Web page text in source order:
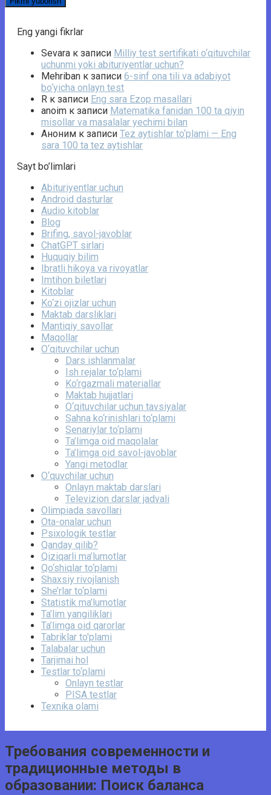
Eng yangi fikrlar
Sevara к записи Milliy test sertifikati o‘qituvchilar
uchunmi yoki abituriyentlar uchun?
Mehriban к записи 6-sinf ona tili va adabiyot
bo‘yicha onlayn test
R к записи Eng sara Ezop masallari
anoim к записи Matematika fanidan 100 ta qiyin
misollar va masalalar yechimi bilan
Аноним к записи Tez aytishlar to‘plami — Eng
sara 100 ta tez aytishlar
Sayt bo’limlari
Abituriyentlar uchun
Android dasturlar
Audio kitoblar
Blog
Brifing, savol-javoblar
ChatGPT sirlari
Huquqiy bilim
Ibratli hikoya va rivoyatlar
Imtihon biletlari
Kitoblar
Ko‘zi ojizlar uchun
Maktab darsliklari
Mantiqiy savollar
Maqollar
O‘qituvchilar uchun
Dars ishlanmalar
Ish rejalar to‘plami
Ko‘rgazmali materiallar
Maktab hujjatlari
O‘qituvchilar uchun tavsiyalar
Sahna ko‘rinishlari to‘plami
Senariylar to‘plami
Ta’limga oid maqolalar
Ta’limga oid savol-javoblar
Yangi metodlar
O‘quvchilar uchun
Onlayn maktab darslari
Televizion darslar jadvali
Olimpiada savollari
Ota-onalar uchun
Psixologik testlar
Qanday qilib?
Qiziqarli ma’lumotlar
Qo‘shiqlar to‘plami
Shaxsiy rivojlanish
She’rlar to‘plami
Statistik ma’lumotlar
Ta’lim yangiliklari
Ta’limga oid qarorlar
Tabriklar to'plami
Talabalar uchun
Tarjimai hol
Testlar to‘plami
Onlayn testlar
PISA testlar
Texnika olami
Требования современности и
традиционные методы в
образовании: Поиск баланса